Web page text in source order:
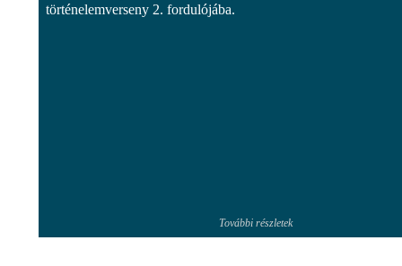
történelemverseny 2. fordulójába.
További részletek